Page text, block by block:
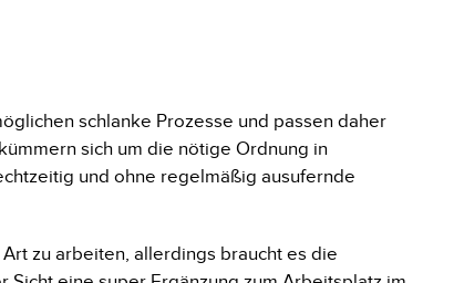
schlanke Prozesse und passen daher
sich um die nötige Ordnung in
und ohne regelmäßig ausufernde
zu arbeiten, allerdings braucht es die